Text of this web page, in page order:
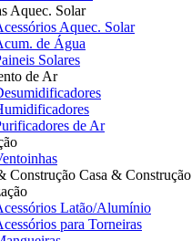
Aquec. Solar
Aquec. Solar
de Água
Solares
de Ar
de Ar
Casa & Construção
Latão/Alumínio
para Torneiras